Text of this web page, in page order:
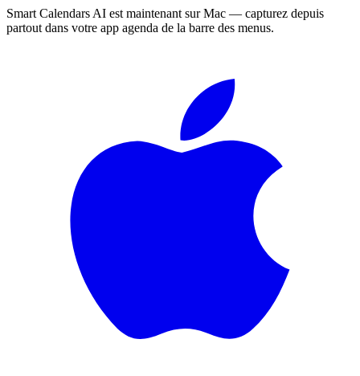
Smart Calendars AI est maintenant sur Mac — capturez depuis
partout dans votre app agenda de la barre des menus.